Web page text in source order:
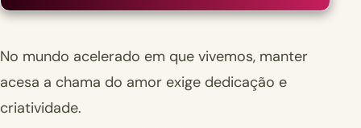
No mundo acelerado em que vivemos, manter
acesa a chama do amor exige dedicação e
criatividade.